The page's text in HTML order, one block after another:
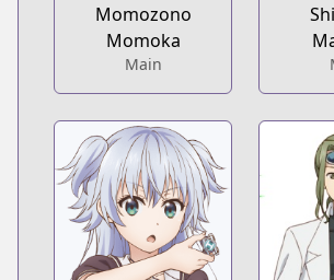
Momozono
Momoka
Main